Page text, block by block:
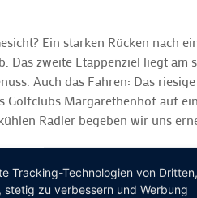
Ein starken Rücken nach
zweite Etappenziel liegt am
Auch das Fahren: Das
Margarethenhof auf
Radler begeben wir uns
Tracking-Technologien von
stetig zu verbessern und Werbung